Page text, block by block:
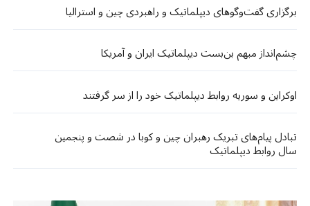
برگزاری گفت‌وگوهای دیپلماتیک و راهبردی چین و استرالیا
چشم‌انداز مبهم بن‌بست دیپلماتیک ایران و آمریکا
اوکراین و سوریه روابط دیپلماتیک خود را از سر گرفتند
تبادل پیام‌های تبریک رهبران چین و کوبا در شصت و پنجمین
سال روابط دیپلماتیک